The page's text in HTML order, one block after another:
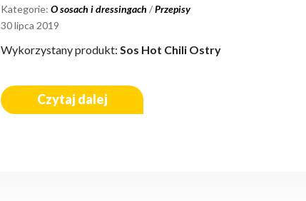
Kategorie:O sosach i dressingach /Przepisy
30 lipca 2019
Wykorzystany produkt: Sos Hot Chili Ostry
Czytaj dalej